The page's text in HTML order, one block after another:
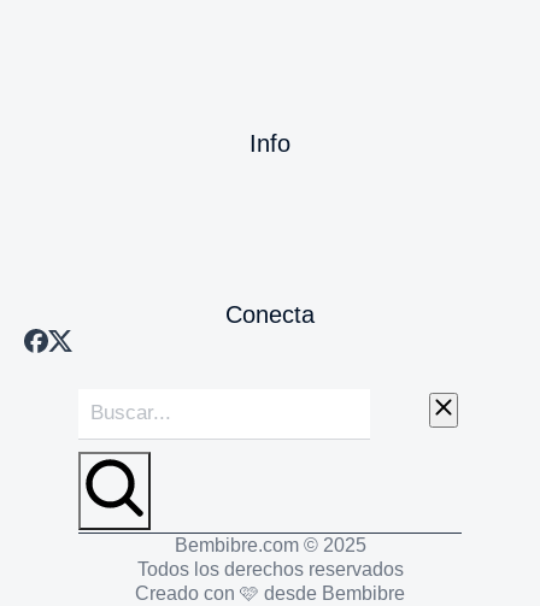
Info
Conecta
Bembibre.com © 2025
Todos los derechos reservados
Creado con 🩷 desde Bembibre